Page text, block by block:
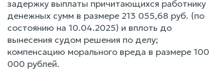
задержку выплаты причитающихся работнику
денежных сумм в размере 213 055,68 руб. (по
состоянию на 10.04.2025) и вплоть до
вынесения судом решения по делу;
компенсацию морального вреда в размере 100
000 рублей.